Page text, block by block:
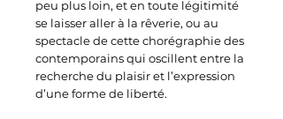
peu plus loin, et en toute légitimité
se laisser aller à la rêverie, ou au
spectacle de cette chorégraphie des
contemporains qui oscillent entre la
recherche du plaisir et l’expression
d’une forme de liberté.